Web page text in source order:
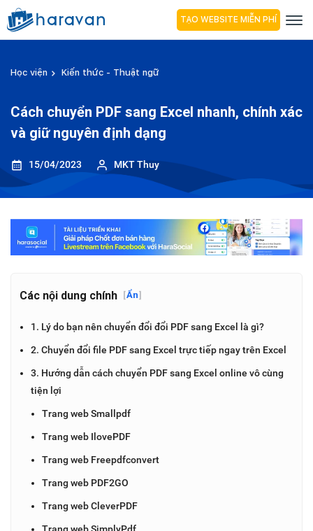
TẠO WEBSITE MIỄN PHÍ
Học viện Kiến thức - Thuật ngữ
Cách chuyển PDF sang Excel nhanh, chính xác
và giữ nguyên định dạng
15/04/2023 MKT Thuy
Các nội dung chính [Ẩn]
1. Lý do bạn nên chuyển đổi đổi PDF sang Excel là gì?
2. Chuyển đổi file PDF sang Excel trực tiếp ngay trên Excel
3. Hướng dẫn cách chuyển PDF sang Excel online vô cùng
tiện lợi
Trang web Smallpdf
Trang web IlovePDF
Trang web Freepdfconvert
Trang web PDF2GO
Trang web CleverPDF
Trang web SimplyPdf